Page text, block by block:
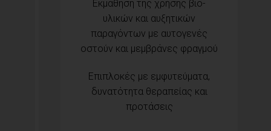
Εκμάθηση της χρήσης βιο-
υλικών και αυξητικών
παραγόντων με αυτογενές
οστούν και μεμβράνες φραγμού
Επιπλοκές με εμφυτεύματα,
δυνατότητα θεραπείας και
προτάσεις